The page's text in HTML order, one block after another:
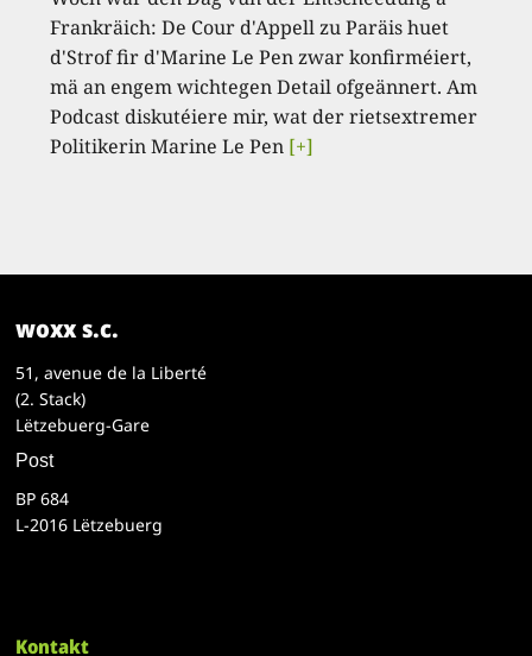
Frankräich: De Cour d'Appell zu Paräis huet
d'Strof fir d'Marine Le Pen zwar konfirméiert,
mä an engem wichtegen Detail ofgeännert. Am
Podcast diskutéiere mir, wat der rietsextremer
Politikerin Marine Le Pen [+]
woxx s.c.
51, avenue de la Liberté
(2. Stack)
Lëtzebuerg-Gare
Post
BP 684
L-2016 Lëtzebuerg
Kontakt